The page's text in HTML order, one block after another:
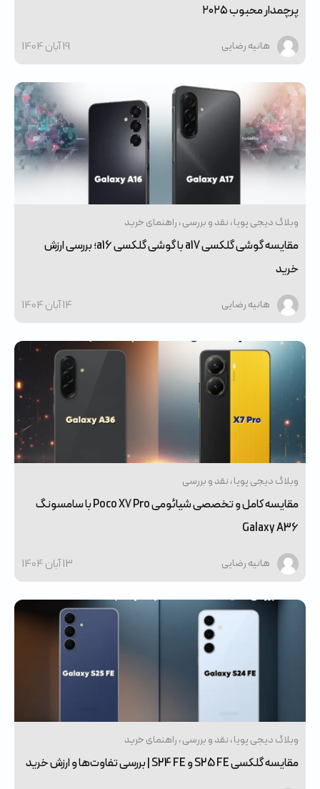
پرچمدار محبوب ۲۰۲۵
هانیه رضایی 19 آبان 1404
وبلاگ دیجی پویا نقد و بررسی راهنمای خرید
مقایسه گوشی گلکسی a17 با گوشی گلکسی a16؛ بررسی ارزش
خرید
هانیه رضایی 14 آبان 1404
وبلاگ دیجی پویا نقد و بررسی
مقایسه کامل و تخصصی شیائومی Poco X7 Pro با سامسونگ
Galaxy A36
هانیه رضایی 13 آبان 1404
وبلاگ دیجی پویا نقد و بررسی راهنمای خرید
مقایسه گلکسی S25 FE و S24 FE | بررسی تفاوت‌ها و ارزش خرید